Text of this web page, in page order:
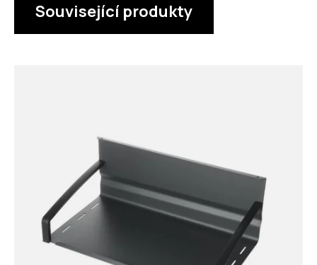
Související produkty